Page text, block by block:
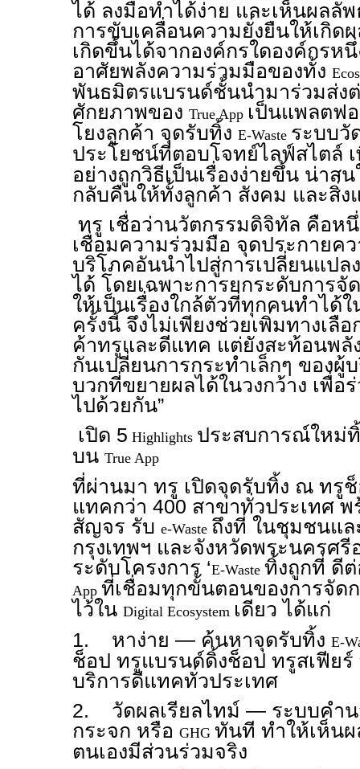
ได้ ลงมือทำได้ง่าย และเห็นผลลั
การขับเคลื่อนความยั่งยืนให้เกิด
เกิดขึ้นได้จากองค์กรใดองค์กรห
อาศัยพลังความร่วมมือของทั้ง
พันธมิตรแบรนด์ชั้นนำมาร่วมส่ง
ศักยภาพของ True App เป็นแพลตฟ
โยงลูกค้า จุดรับทิ้ง E-Waste ระบบวั
ประโยชน์ที่ตอบโจทย์ไลฟ์สไตล์
อย่างถูกวิธีเป็นเรื่องง่ายขึ้น น่า
กลับคืนให้ทั้งลูกค้า สังคม และสิ่ง
ทรู เชื่อว่านวัตกรรมดิจิทัล คือห
เชื่อมความร่วมมือ จุดประกายค
บริโภคอันนำไปสู่การเปลี่ยนแปล
ได้ โดยเฉพาะการยกระดับการจั
ให้เป็นเรื่องใกล้ตัวที่ทุกคนทำได้
ครั้งนี้ จึงไม่เพียงช่วยเพิ่มทางเลื
ค้าทรูและดีแทค แต่ยังสะท้อนพลั
กันเปลี่ยนการกระทำเล็กๆ ของผู้
บวกที่ขยายผลได้ในวงกว้าง เพื่อ
ไปด้วยกัน”
เปิด 5 Highlights ประสบการณ์ใหม่
บน True App
ที่ผ่านมา ทรู เปิดจุดรับทิ้ง ณ ทรู
แทคกว่า 400 สาขาทั่วประเทศ
สัญจร รับ e-Waste ถึงที่ ในชุมชนแ
กรุงเทพฯ และจังหวัดพระนครศ
ระดับโครงการ ‘E-Waste ทิ้งถูกที่ ดี
App ที่เชื่อมทุกขั้นตอนของการจัด
ไว้ใน Digital Ecosystem เดียว ได้แก่
1. หาง่าย — ค้นหาจุดรับทิ้ง E-
ช็อป ทรูแบรนด์ดิ้งช็อป ทรูสเฟีย
บริการดีแทคทั่วประเทศ
2. วัดผลเรียลไทม์ — ระบบคำน
กระจก หรือ GHG ทันที ทำให้เห็น
ตนเองมีส่วนร่วมจริง